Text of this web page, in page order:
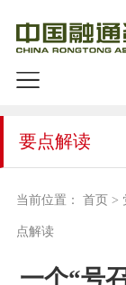
要点解读
当前位置： 首页>
点解读
一个“号